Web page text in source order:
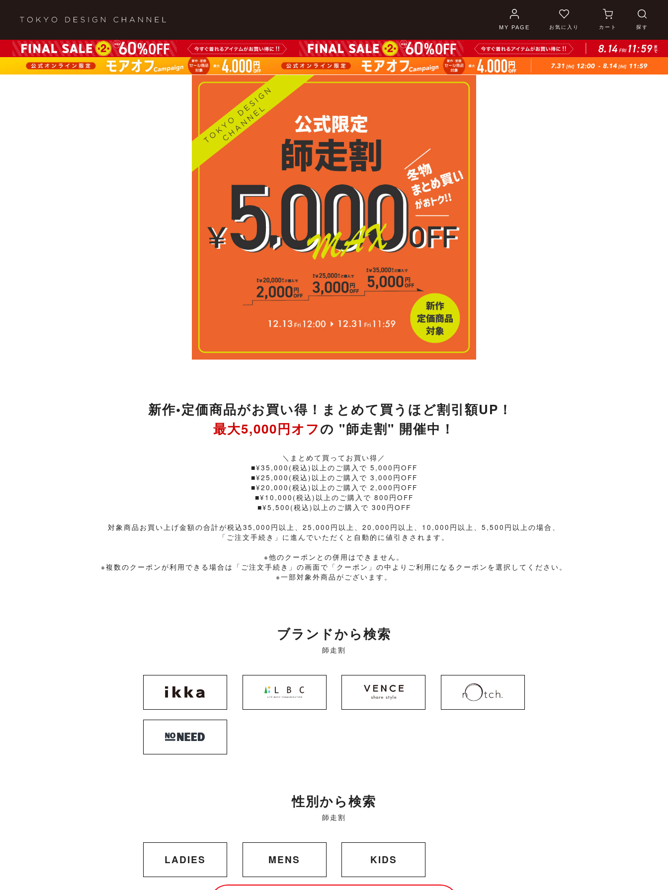
MY PAGE お気に入り カート 探す
新作•定価商品がお買い得！まとめて買うほど割引額UP！
最大5,000円オフの "師走割" 開催中！
＼まとめて買ってお買い得／
■¥35,000(税込)以上のご購入で 5,000円OFF
■¥25,000(税込)以上のご購入で 3,000円OFF
■¥20,000(税込)以上のご購入で 2,000円OFF
■¥10,000(税込)以上のご購入で 800円OFF
■¥5,500(税込)以上のご購入で 300円OFF
対象商品お買い上げ金額の合計が税込35,000円以上、25,000円以上、20,000円以上、10,000円以上、5,500円以上の場合、
「ご注文手続き」に進んでいただくと自動的に値引きされます。
※他のクーポンとの併用はできません。
※複数のクーポンが利用できる場合は「ご注文手続き」の画面で「クーポン」の中よりご利用になるクーポンを選択してください。
※一部対象外商品がございます。
ブランドから検索
師走割
性別から検索
師走割
LADIES MENS KIDS